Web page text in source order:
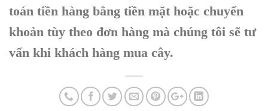
toán tiền hàng bằng tiền mặt hoặc chuyển
khoản tùy theo đơn hàng mà chúng tôi sẽ tư
vấn khi khách hàng mua cây.